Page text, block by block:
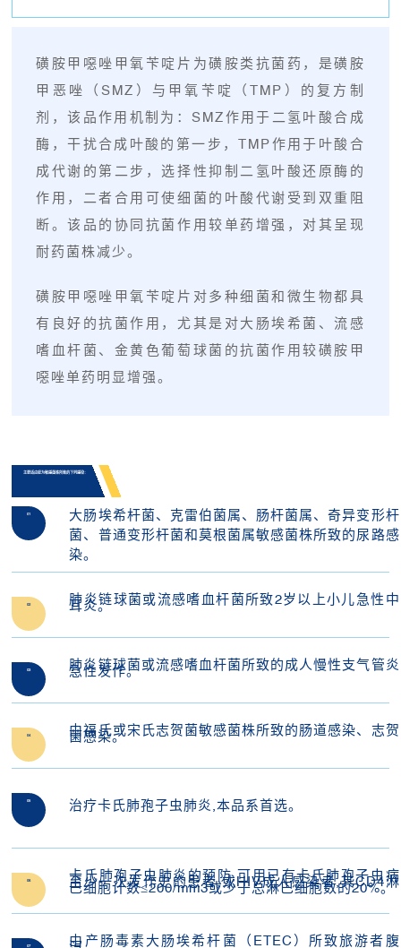
磺胺甲噁唑甲氧苄啶片为磺胺类抗菌药，是磺胺
甲恶唑（SMZ）与甲氧苄啶（TMP）的复方制
剂，该品作用机制为：SMZ作用于二氢叶酸合成
酶，干扰合成叶酸的第一步，TMP作用于叶酸合
成代谢的第二步，选择性抑制二氢叶酸还原酶的
作用，二者合用可使细菌的叶酸代谢受到双重阻
断。该品的协同抗菌作用较单药增强，对其呈现
耐药菌株减少。
磺胺甲噁唑甲氧苄啶片对多种细菌和微生物都具
有良好的抗菌作用，尤其是对大肠埃希菌、流感
嗜血杆菌、金黄色葡萄球菌的抗菌作用较磺胺甲
噁唑单药明显增强。
主要适应症为敏感菌株所致的下列感染：
01
大肠埃希杆菌、克雷伯菌属、肠杆菌属、奇异变形杆
菌、普通变形杆菌和莫根菌属敏感菌株所致的尿路感
染。
02 肺炎链球菌或流感嗜血杆菌所致2岁以上小儿急性中
耳炎。
03 肺炎链球菌或流感嗜血杆菌所致的成人慢性支气管炎
急性发作。
04 由福氏或宋氏志贺菌敏感菌株所致的肠道感染、志贺
菌感染。
05 治疗卡氏肺孢子虫肺炎,本品系首选。
06 卡氏肺孢子虫肺炎的预防,可用已有卡氏肺孢子虫病
至少一次发作史的患者,或HIV成人感染者,其CD4淋
巴细胞计数≤200/mm3或少于总淋巴细胞数的20%。
07 由产肠毒素大肠埃希杆菌（ETEC）所致旅游者腹